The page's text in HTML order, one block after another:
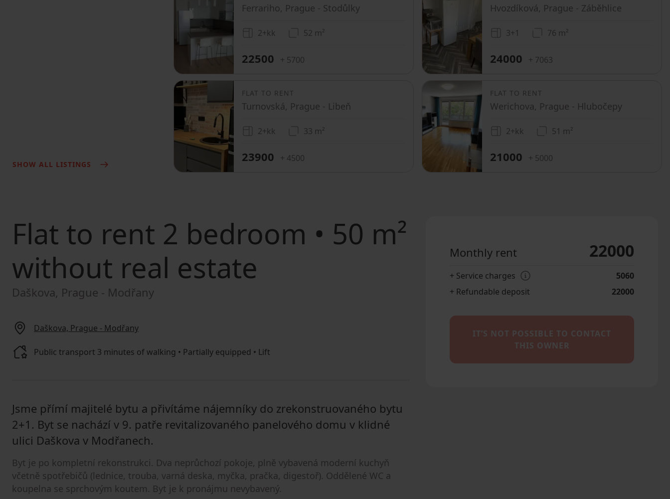
SHOW ALL LISTINGS
Ferrariho, Prague - Stodůlky
2+kk 52 m²
22500 + 5700
Hvozdíková, Prague - Záběhlice
3+1 76 m²
24000 + 7063
FLAT TO RENT
Turnovská, Prague - Libeň
2+kk 33 m²
23900 + 4500
FLAT TO RENT
Werichova, Prague - Hlubočepy
2+kk 51 m²
21000 + 5000
Flat to rent 2 bedroom • 50 m²
without real estate
Daškova, Prague - Modřany
Daškova, Prague - Modřany
Public transport 3 minutes of walking • Partially equipped • Lift
Jsme přímí majitelé bytu a přivítáme nájemníky do zrekonstruovaného bytu
2+1. Byt se nachází v 9. patře revitalizovaného panelového domu v klidné
ulici Daškova v Modřanech.
Byt je po kompletní rekonstrukci. Dva neprůchozí pokoje, plně vybavená moderní kuchyň
včetně spotřebičů (lednice, trouba, varná deska, myčka, pračka, digestoř). Oddělené WC a
koupelna se sprchovým koutem. Byt je k pronájmu nevybavený.
Monthly rent 22000
+ Service charges
5060
+ Refundable deposit
22000
IT’S NOT POSSIBLE TO CONTACT
THIS OWNER